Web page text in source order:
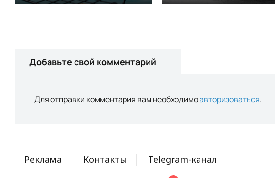
Добавьте свой комментарий
Для отправки комментария вам необходимоавторизоваться.
Реклама Контакты Telegram-канал